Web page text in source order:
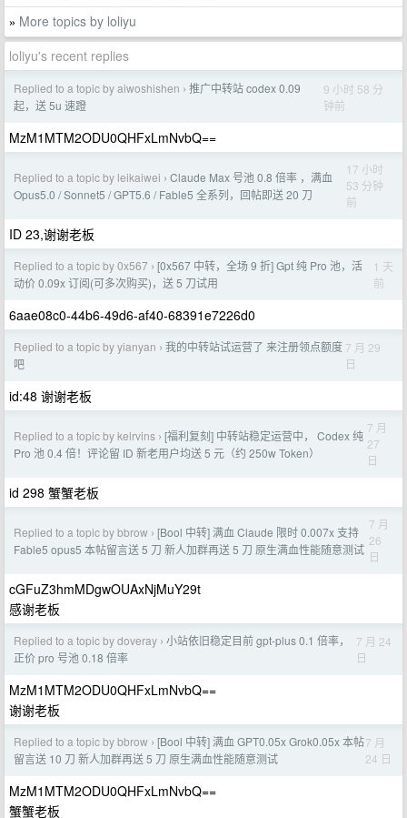
» More topics by loliyu
loliyu's recent replies
Replied to a topic by aiwoshishen › 推广中转站 codex 0.09
起，送 5u 速蹬
9 小时 58 分
钟前
MzM1MTM2ODU0QHFxLmNvbQ==
Replied to a topic by leikaiwei › Claude Max 号池 0.8 倍率 ，满血
Opus5.0 / Sonnet5 / GPT5.6 / Fable5 全系列，回帖即送 20 刀
17 小时
53 分钟
前
ID 23,谢谢老板
Replied to a topic by 0x567 › [0x567 中转，全场 9 折] Gpt 纯 Pro 池，活
动价 0.09x 订阅(可多次购买)，送 5 刀试用
1 天
前
6aae08c0-44b6-49d6-af40-68391e7226d0
Replied to a topic by yianyan › 我的中转站试运营了 来注册领点额度
吧
7 月 29
日
id:48 谢谢老板
Replied to a topic by kelrvins › [福利复刻] 中转站稳定运营中， Codex 纯
Pro 池 0.4 倍！评论留 ID 新老用户均送 5 元（约 250w Token）
7 月
27
日
id 298 蟹蟹老板
Replied to a topic by bbrow › [Bool 中转] 满血 Claude 限时 0.007x 支持
Fable5 opus5 本帖留言送 5 刀 新人加群再送 5 刀 原生满血性能随意测试
7 月
26
日
cGFuZ3hmMDgwOUAxNjMuY29t
感谢老板
Replied to a topic by doveray › 小站依旧稳定目前 gpt-plus 0.1 倍率，
正价 pro 号池 0.18 倍率
7 月 24
日
MzM1MTM2ODU0QHFxLmNvbQ==
谢谢老板
Replied to a topic by bbrow › [Bool 中转] 满血 GPT0.05x Grok0.05x 本帖
留言送 10 刀 新人加群再送 5 刀 原生满血性能随意测试
7 月
24 日
MzM1MTM2ODU0QHFxLmNvbQ==
蟹蟹老板